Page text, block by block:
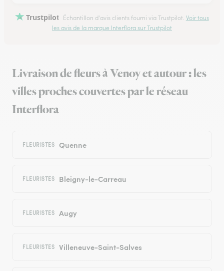
Trustpilot Échantillon d'avis clients fourni via Trustpilot. Voir tous
les avis de la marque Interflora sur Trustpilot
Livraison de fleurs à Venoy et autour : les
villes proches couvertes par le réseau
Interflora
FLEURISTES Quenne
FLEURISTES Bleigny-le-Carreau
FLEURISTES Augy
FLEURISTES Villeneuve-Saint-Salves